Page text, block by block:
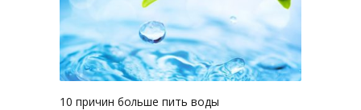
10 причин больше пить воды